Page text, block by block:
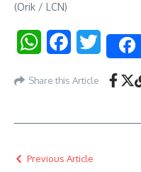
(Orik / LCN)
WhatsAppFacebookTwitter
Share this Article
Previous Article